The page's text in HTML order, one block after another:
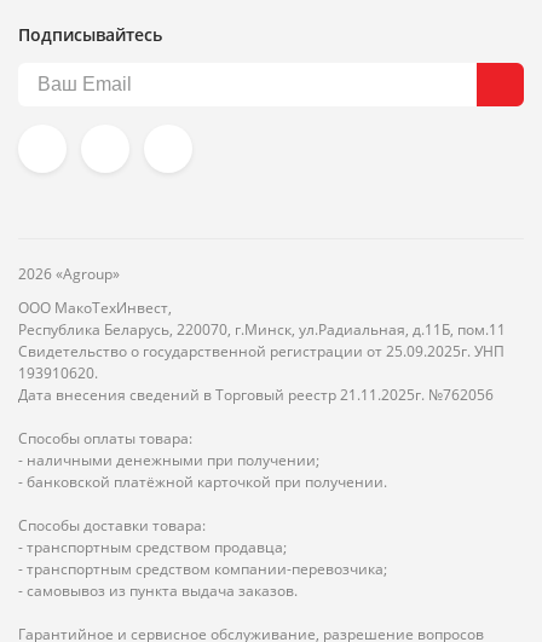
Подписывайтесь
2026 «Agroup»
ООО МакоТехИнвест,
Республика Беларусь, 220070, г.Минск, ул.Радиальная, д.11Б, пом.11
Свидетельство о государственной регистрации от 25.09.2025г. УНП
193910620.
Дата внесения сведений в Торговый реестр 21.11.2025г. №762056
Способы оплаты товара:
- наличными денежными при получении;
- банковской платёжной карточкой при получении.
Способы доставки товара:
- транспортным средством продавца;
- транспортным средством компании-перевозчика;
- самовывоз из пункта выдача заказов.
Гарантийное и сервисное обслуживание, разрешение вопросов